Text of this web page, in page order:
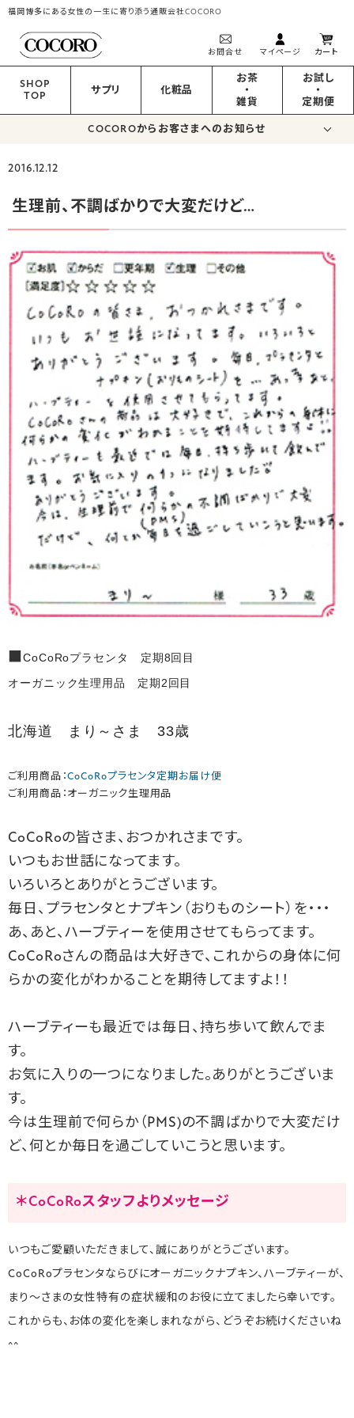
福岡博多にある女性の一生に寄り添う通販会社COCORO
お問合せ マイページ カート
SHOP
TOP
サプリ 化粧品
お茶
・
雑貨
お試し
・
定期便
COCOROからお客さまへのお知らせ
2016.12.12
生理前、不調ばかりで大変だけど…
■CoCoRoプラセンタ 定期8回目
オーガニック生理用品 定期2回目
北海道 まり～さま 33歳
ご利用商品：CoCoRoプラセンタ定期お届け便
ご利用商品：オーガニック生理用品
CoCoRoの皆さま、おつかれさまです。
いつもお世話になってます。
いろいろとありがとうございます。
毎日、プラセンタとナプキン（おりものシート）を・・・
あ、あと、ハーブティーを使用させてもらってます。
CoCoRoさんの商品は大好きで、これからの身体に何
らかの変化がわかることを期待してますよ！！
ハーブティーも最近では毎日、持ち歩いて飲んでま
す。
お気に入りの一つになりました。ありがとうございま
す。
今は生理前で何らか（PMS)の不調ばかりで大変だけ
ど、何とか毎日を過ごしていこうと思います。
＊CoCoRoスタッフよりメッセージ
いつもご愛顧いただきまして、誠にありがとうございます。
CoCoRoプラセンタならびにオーガニックナプキン、ハーブティーが、
まり～さまの女性特有の症状緩和のお役に立てましたら幸いです。
これからも、お体の変化を楽しまれながら、どうぞお続けくださいね
^^